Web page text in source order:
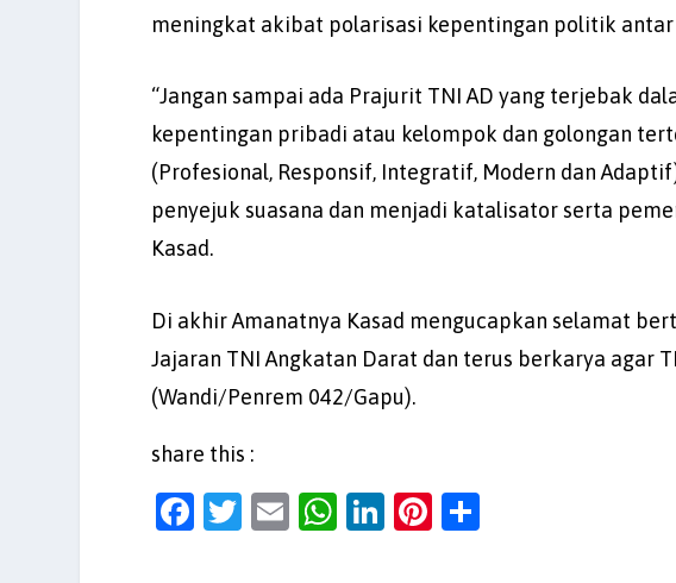
meningkat akibat polarisasi kepentingan politik antar
“Jangan sampai ada Prajurit TNI AD yang terjebak
kepentingan pribadi atau kelompok dan golongan
(Profesional, Responsif, Integratif, Modern dan
penyejuk suasana dan menjadi katalisator serta
Kasad.
Di akhir Amanatnya Kasad mengucapkan selamat
Jajaran TNI Angkatan Darat dan terus berkarya agar
(Wandi/Penrem 042/Gapu).
share this :
F
T
E
W Li
Pi